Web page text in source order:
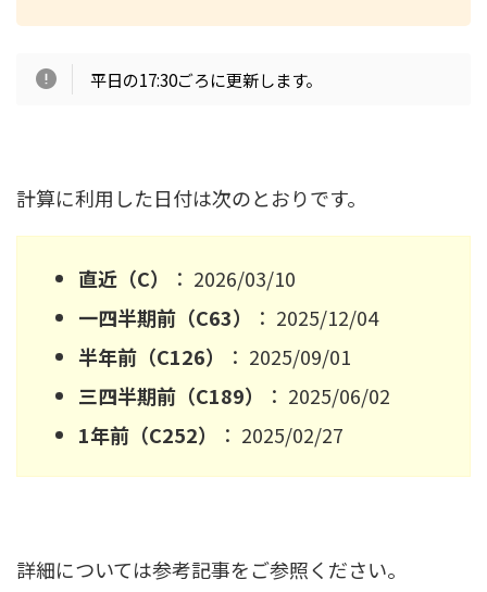
平日の17:30ごろに更新します。
計算に利用した日付は次のとおりです。
直近（C）
： 2026/03/10
一四半期前（C63）
： 2025/12/04
半年前（C126）
： 2025/09/01
三四半期前（C189）
： 2025/06/02
1年前（C252）
： 2025/02/27
詳細については参考記事をご参照ください。